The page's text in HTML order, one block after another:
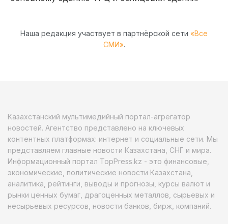
Наша редакция участвует в партнёрской сети «Все
СМИ».
Казахстанский мультимедийный портал-агрегатор
новостей. Агентство представлено на ключевых
контентных платформах: интернет и социальные сети. Мы
представляем главные новости Казахстана, СНГ и мира.
Информационный портал TopPress.kz - это финансовые,
экономические, политические новости Казахстана,
аналитика, рейтинги, выводы и прогнозы, курсы валют и
рынки ценных бумаг, драгоценных металлов, сырьевых и
несырьевых ресурсов, новости банков, бирж, компаний.